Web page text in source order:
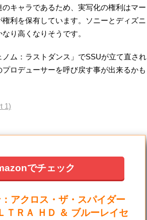
キャラであるため、実写化の権利はマー
利を保有しています。ソニーとディズニ
り高くなりそうです。
ム：ラストダンス」でSSUが立て直され
ロデューサーを呼び戻す事が出来るかも
1)
でチェック
アクロス・ザ・スパイダー
ＴＲＡ ＨＤ ＆ ブルーレイセ